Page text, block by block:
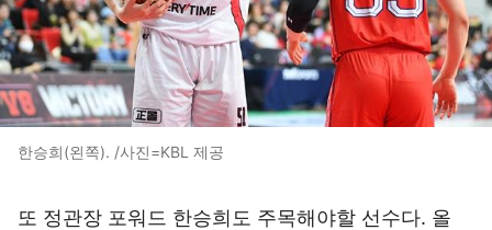
한승희(왼쪽). /사진=KBL 제공
또 정관장 포워드 한승희도 주목해야할 선수다. 올